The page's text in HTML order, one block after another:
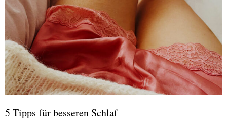
5 Tipps für besseren Schlaf